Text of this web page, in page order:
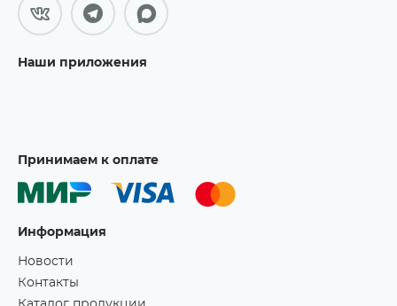
Наши приложения
Принимаем к оплате
Информация
Новости
Контакты